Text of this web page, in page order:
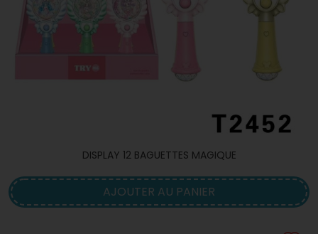
DISPLAY 12 BAGUETTES MAGIQUE
AJOUTER AU PANIER